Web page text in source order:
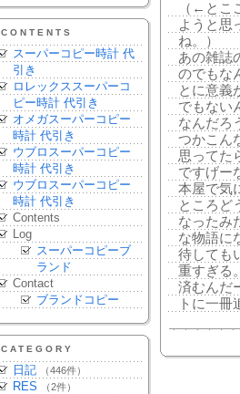
（←とこ
ようと思
ね。）
あの雑誌
のでもな
とに意義
でもない
なんだろ
つかこん
思ってた
ですげー
本屋で気
ところど
なったみ
な物語に
待しても
重すぎる
済むんだ
トに一冊
CONTENTS
スーパーコピー時計 代
引き
ロレックススーパーコ
ピー時計 代引き
オメガスーパーコピー
時計 代引き
ウブロスーパーコピー
時計 代引き
ウブロスーパーコピー
時計 代引き
Contents
Log
スーパーコピーブ
ランド
Contact
ブランドコピー
CATEGORY
日記 （446件）
RES （2件）